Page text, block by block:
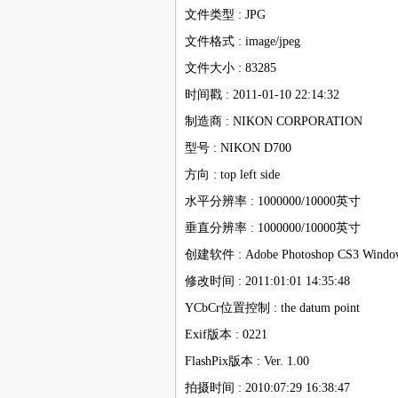
文件类型 : JPG
文件格式 : image/jpeg
文件大小 : 83285
时间戳 : 2011-01-10 22:14:32
制造商 : NIKON CORPORATION
型号 : NIKON D700
方向 : top left side
水平分辨率 : 1000000/10000英寸
垂直分辨率 : 1000000/10000英寸
创建软件 : Adobe Photoshop CS3
修改时间 : 2011:01:01 14:35:48
YCbCr位置控制 : the datum point
Exif版本 : 0221
FlashPix版本 : Ver. 1.00
拍摄时间 : 2010:07:29 16:38:47